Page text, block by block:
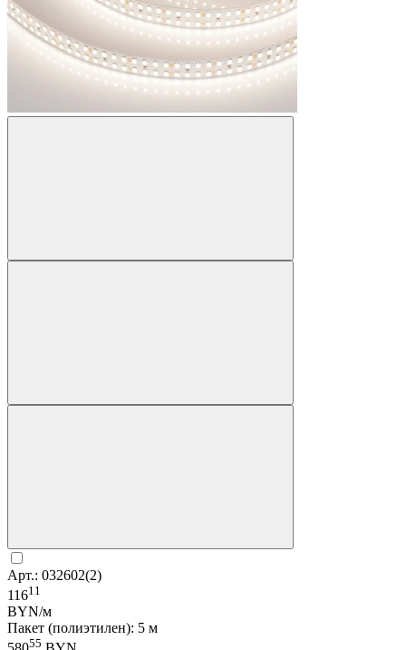
Арт.: 032602(2)
11611
BYN/м
Пакет (полиэтилен): 5 м
55